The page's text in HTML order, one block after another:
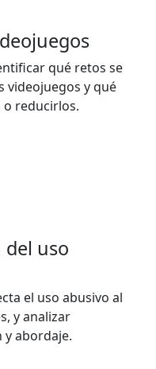
qué retos se
videojuegos y qué
o reducirlos.
uso
el uso abusivo al
y analizar
y abordaje.